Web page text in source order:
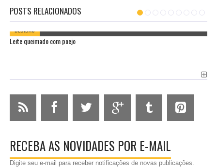
POSTS RELACIONADOS
BEBIDAS
Leite queimado com poejo
RECEBA AS NOVIDADES POR E-MAIL
Digite seu e-mail para receber notificações de novas publicações.